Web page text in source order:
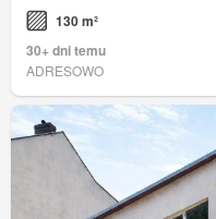
130 m²
30+ dni temu
ADRESOWO